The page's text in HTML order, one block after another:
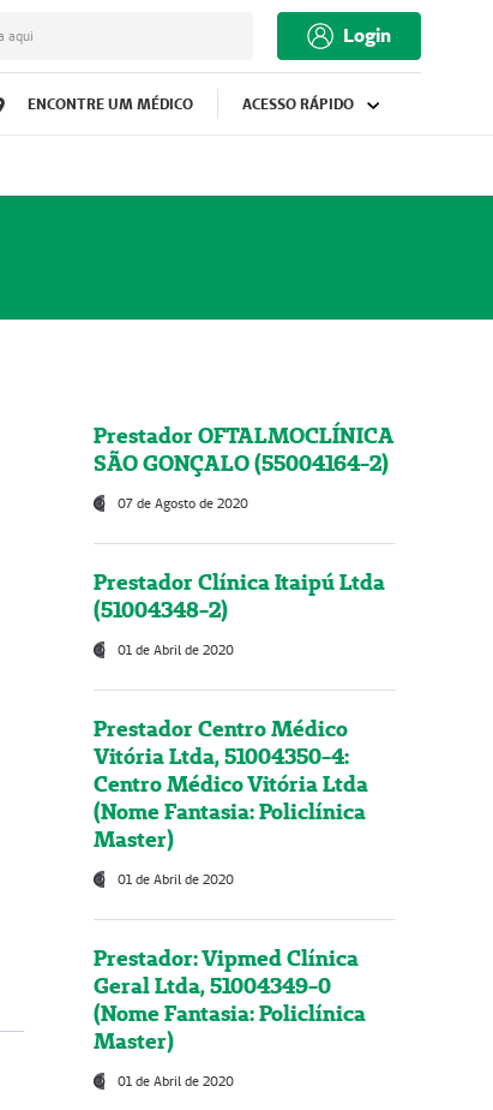
aqui Login
ENCONTRE UM MÉDICO ACESSO RÁPIDO
Prestador OFTALMOCLÍNICA
SÃO GONÇALO (55004164-2)
07 de Agosto de 2020
Prestador Clínica Itaipú Ltda
(51004348-2)
01 de Abril de 2020
Prestador Centro Médico
Vitória Ltda, 51004350-4:
Centro Médico Vitória Ltda
(Nome Fantasia: Policlínica
Master)
01 de Abril de 2020
Prestador: Vipmed Clínica
Geral Ltda, 51004349-0
(Nome Fantasia: Policlínica
Master)
01 de Abril de 2020